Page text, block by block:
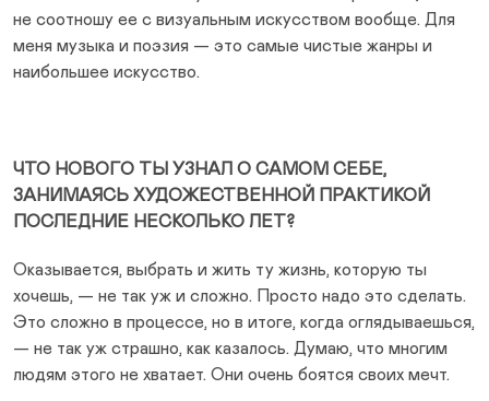
не соотношу ее с визуальным искусством вообще. Для
меня музыка и поэзия — это самые чистые жанры и
наибольшее искусство.
ЧТО НОВОГО ТЫ УЗНАЛ О САМОМ СЕБЕ,
ЗАНИМАЯСЬ ХУДОЖЕСТВЕННОЙ ПРАКТИКОЙ
ПОСЛЕДНИЕ НЕСКОЛЬКО ЛЕТ?
Оказывается, выбрать и жить ту жизнь, которую ты
хочешь, — не так уж и сложно. Просто надо это сделать.
Это сложно в процессе, но в итоге, когда оглядываешься,
— не так уж страшно, как казалось. Думаю, что многим
людям этого не хватает. Они очень боятся своих мечт.